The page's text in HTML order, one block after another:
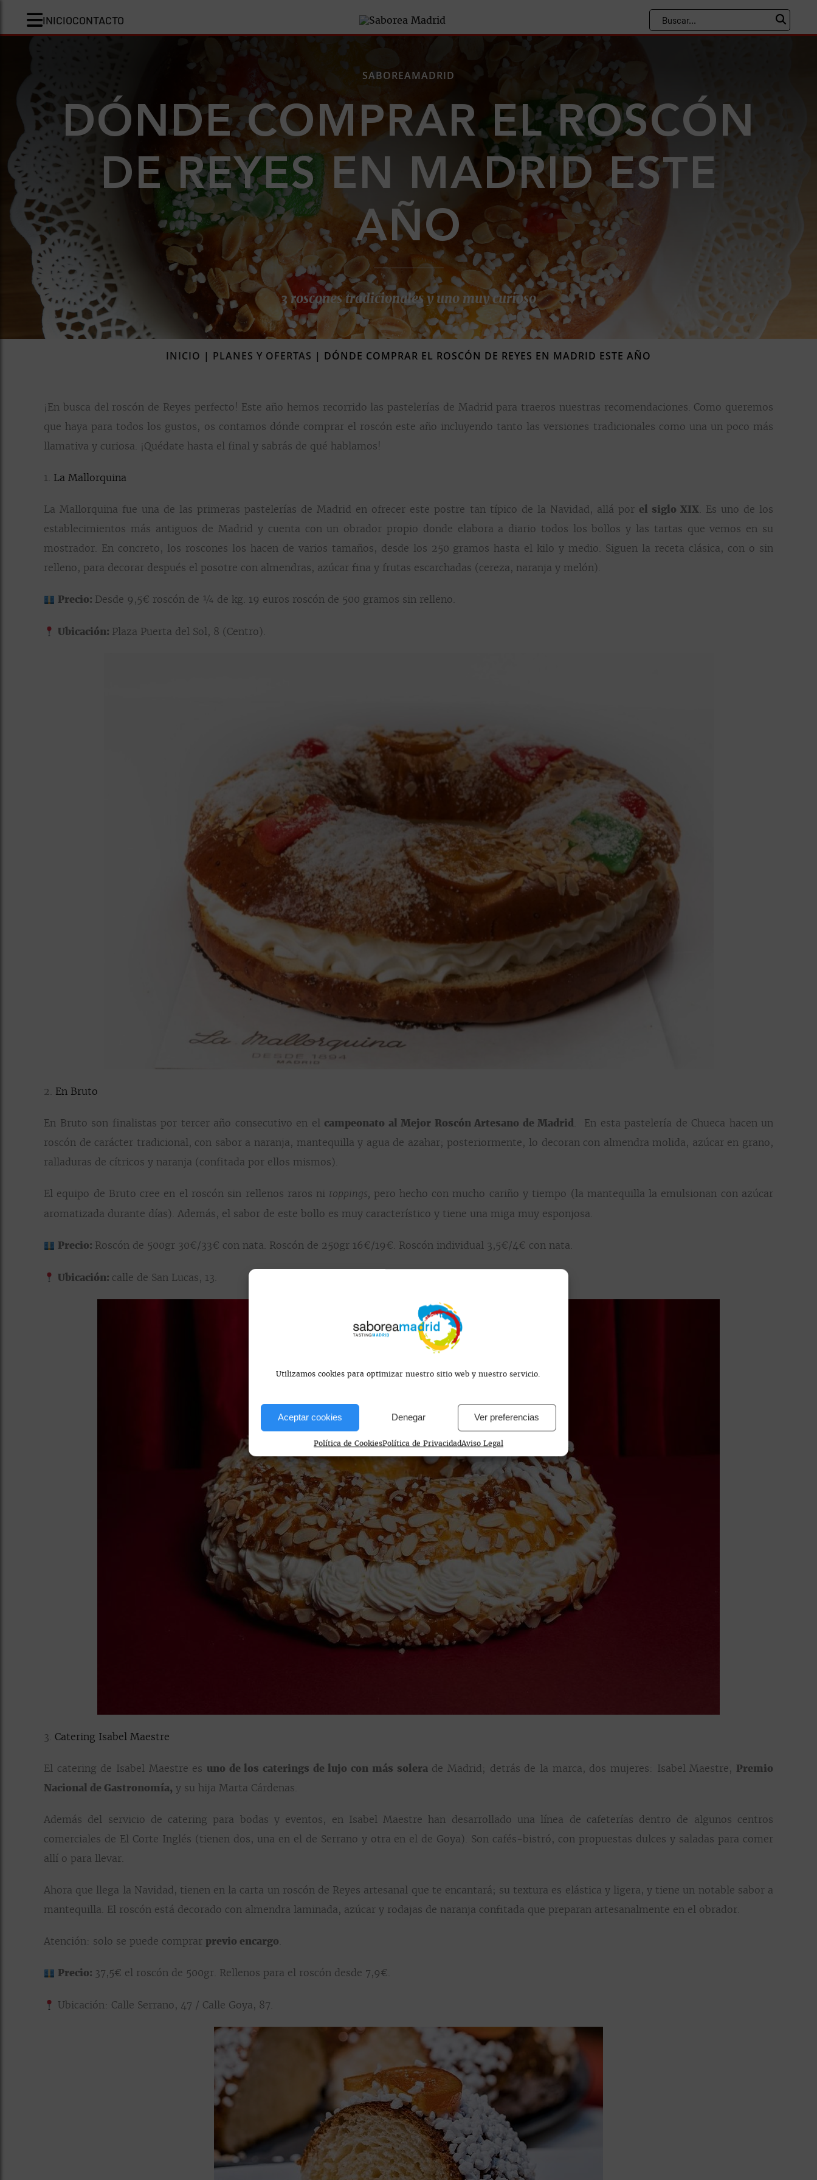
Utilizamos cookies para optimizar nuestro sitio web y nuestro servicio.
Aceptar cookies Denegar Ver preferencias
Política de CookiesPolítica de PrivacidadAviso Legal
INICIOCONTACTO
SABOREAMADRID
DÓNDE COMPRAR EL ROSCÓN
DE REYES EN MADRID ESTE
AÑO
3 roscones tradicionales y uno muy curioso
INICIO | PLANES Y OFERTAS | DÓNDE COMPRAR EL ROSCÓN DE REYES EN MADRID ESTE AÑO
¡En busca del roscón de Reyes perfecto! Este año hemos recorrido las pastelerías de Madrid para traeros nuestras recomendaciones. Como queremos
que haya para todos los gustos, os contamos dónde comprar el roscón este año incluyendo tanto las versiones tradicionales como una un poco más
llamativa y curiosa. ¡Quédate hasta el final y sabrás de qué hablamos!
1. La Mallorquina
La Mallorquina fue una de las primeras pastelerías de Madrid en ofrecer este postre tan típico de la Navidad, allá por el siglo XIX. Es uno de los
establecimientos más antiguos de Madrid y cuenta con un obrador propio donde elabora a diario todos los bollos y las tartas que vemos en su
mostrador. En concreto, los roscones los hacen de varios tamaños, desde los 250 gramos hasta el kilo y medio. Siguen la receta clásica, con o sin
relleno, para decorar después el posotre con almendras, azúcar fina y frutas escarchadas (cereza, naranja y melón).
Precio: Desde 9,5€ roscón de ¼ de kg. 19 euros roscón de 500 gramos sin relleno.
Ubicación: Plaza Puerta del Sol, 8 (Centro).
2. En Bruto
En Bruto son finalistas por tercer año consecutivo en el campeonato al Mejor Roscón Artesano de Madrid.
En esta pastelería de Chueca hacen un
roscón de carácter tradicional, con sabor a naranja, mantequilla y agua de azahar; posteriormente, lo decoran con almendra molida, azúcar en grano,
ralladuras de cítricos y naranja (confitada por ellos mismos).
El equipo de Bruto cree en el roscón sin rellenos raros ni toppings, pero hecho con mucho cariño y tiempo (la mantequilla la emulsionan con azúcar
aromatizada durante días). Además, el sabor de este bollo es muy característico y tiene una miga muy esponjosa.
Precio: Roscón de 500gr 30€/33€ con nata. Roscón de 250gr 16€/19€. Roscón individual 3,5€/4€ con nata.
Ubicación: calle de San Lucas, 13.
3. Catering Isabel Maestre
El catering de Isabel Maestre es uno de los caterings de lujo con más solerade Madrid; detrás de la marca, dos mujeres: Isabel Maestre, Premio
Nacional de Gastronomía, y su hija Marta Cárdenas.
Además del servicio de catering para bodas y eventos, en Isabel Maestre han desarrollado una línea de cafeterías dentro de algunos centros
comerciales de El Corte Inglés (tienen dos, una en el de Serrano y otra en el de Goya). Son cafés-bistró, con propuestas dulces y saladas para comer
allí o para llevar.
Ahora que llega la Navidad, tienen en la carta un roscón de Reyes artesanal que te encantará; su textura es elástica y ligera, y tiene un notable sabor a
mantequilla. El roscón está decorado con almendra laminada, azúcar y rodajas de naranja confitada que preparan artesanalmente en el obrador.
Atención: solo se puede comprar previo encargo.
Precio: 37,5€ el roscón de 500gr. Rellenos para el roscón desde 7,9€.
Ubicación: Calle Serrano, 47 / Calle Goya, 87.